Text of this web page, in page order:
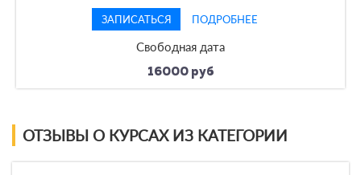
ЗАПИСАТЬСЯ ПОДРОБНЕЕ
Свободная дата
16000 руб
ОТЗЫВЫ О КУРСАХ ИЗ КАТЕГОРИИ